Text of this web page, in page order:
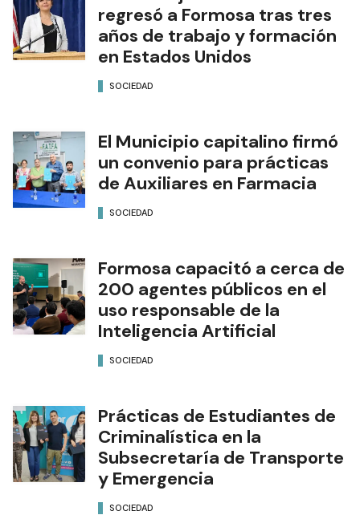
regresó a Formosa tras tres
años de trabajo y formación
en Estados Unidos
SOCIEDAD
El Municipio capitalino firmó
un convenio para prácticas
de Auxiliares en Farmacia
SOCIEDAD
Formosa capacitó a cerca de
200 agentes públicos en el
uso responsable de la
Inteligencia Artificial
SOCIEDAD
Prácticas de Estudiantes de
Criminalística en la
Subsecretaría de Transporte
y Emergencia
SOCIEDAD